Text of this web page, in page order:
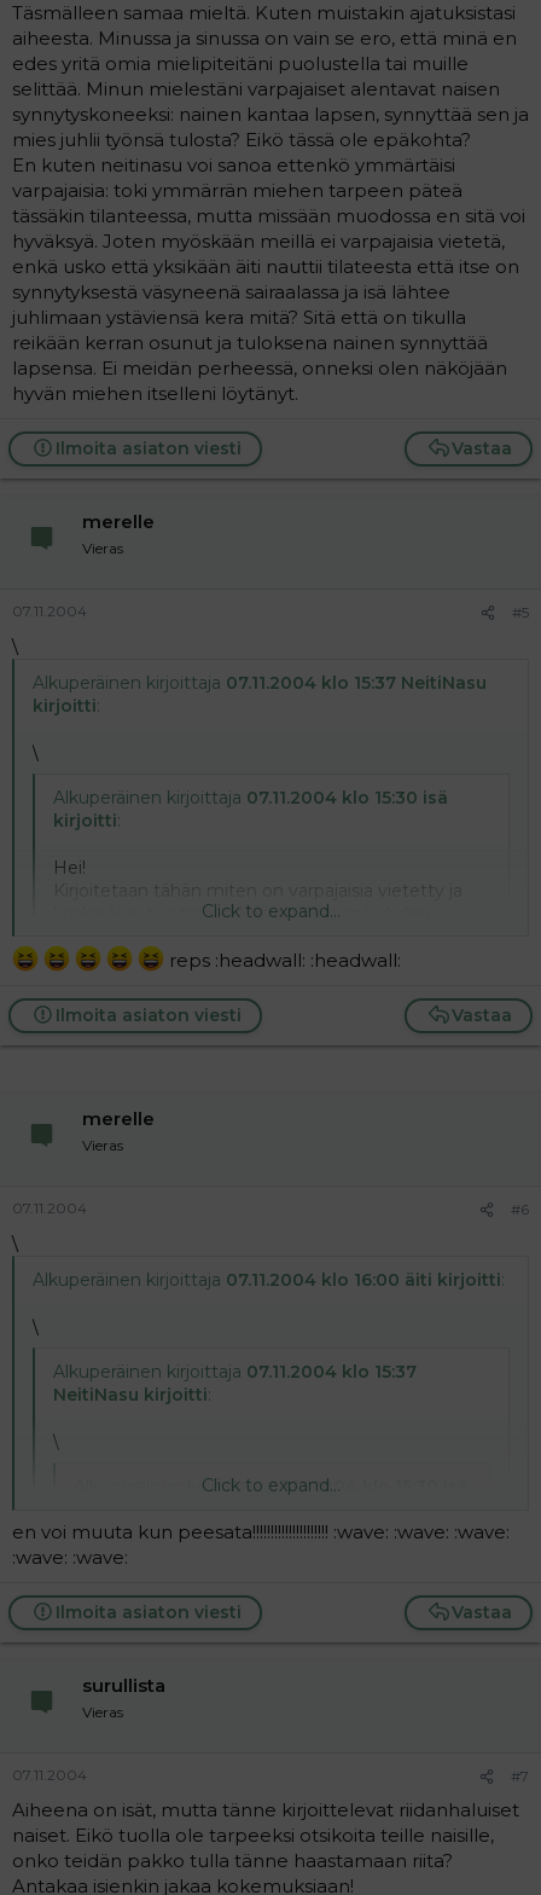
Harvemmin sitä kukaan yksin keskustelee. B)
Täsmälleen samaa mieltä. Kuten muistakin ajatuksistasi
aiheesta. Minussa ja sinussa on vain se ero, että minä en
edes yritä omia mielipiteitäni puolustella tai muille
selittää. Minun mielestäni varpajaiset alentavat naisen
synnytyskoneeksi: nainen kantaa lapsen, synnyttää sen ja
mies juhlii työnsä tulosta? Eikö tässä ole epäkohta?
En kuten neitinasu voi sanoa ettenkö ymmärtäisi
varpajaisia: toki ymmärrän miehen tarpeen päteä
tässäkin tilanteessa, mutta missään muodossa en sitä voi
hyväksyä. Joten myöskään meillä ei varpajaisia vietetä,
enkä usko että yksikään äiti nauttii tilateesta että itse on
synnytyksestä väsyneenä sairaalassa ja isä lähtee
juhlimaan ystäviensä kera mitä? Sitä että on tikulla
reikään kerran osunut ja tuloksena nainen synnyttää
lapsensa. Ei meidän perheessä, onneksi olen näköjään
hyvän miehen itselleni löytänyt.
Vastaa
Ilmoita asiaton viesti
merelle
Vieras
07.11.2004 #5
\
Alkuperäinen kirjoittaja 07.11.2004 klo 15:37 NeitiNasu
kirjoitti:
\
Alkuperäinen kirjoittaja 07.11.2004 klo 15:30 isä
kirjoitti:
Hei!
Kirjoitetaan tähän miten on varpajaisia vietetty ja
koska; kun tuo toinen ketju on lähinnä yhden
Harvemmin sitä kukaan yksin keskustelee. B)
Click to expand...
reps :headwall: :headwall:
Vastaa
Ilmoita asiaton viesti
merelle
Vieras
07.11.2004 #6
\
Alkuperäinen kirjoittaja 07.11.2004 klo 16:00 äiti kirjoitti:
\
Alkuperäinen kirjoittaja 07.11.2004 klo 15:37
NeitiNasu kirjoitti:
\
Alkuperäinen kirjoittaja 07.11.2004 klo 15:30 isä
Hei!
ja koska; kun tuo toinen ketju on lähinnä yhden
ihmisen terrorisoima.Click to expand...
Harvemmin sitä kukaan yksin keskustelee. B)
Click to expand...
aiheesta. Minussa ja sinussa on vain se ero, että minä en
edes yritä omia mielipiteitäni puolustella tai muille
ja mies juhlii työnsä tulosta? Eikö tässä ole epäkohta?
En kuten neitinasu voi sanoa ettenkö ymmärtäisi
varpajaisia: toki ymmärrän miehen tarpeen päteä
tässäkin tilanteessa, mutta missään muodossa en sitä
voi hyväksyä. Joten myöskään meillä ei varpajaisia
Click to expand...
en voi muuta kun peesata!!!!!!!!!!!!!!!!!!!!! :wave: :wave: :wave:
:wave: :wave:
Vastaa
Ilmoita asiaton viesti
surullista
Vieras
07.11.2004 #7
Aiheena on isät, mutta tänne kirjoittelevat riidanhaluiset
naiset. Eikö tuolla ole tarpeeksi otsikoita teille naisille,
onko teidän pakko tulla tänne haastamaan riita?
Antakaa isienkin jakaa kokemuksiaan!